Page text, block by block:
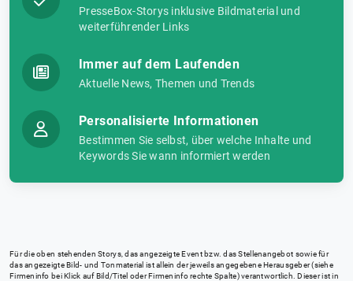
PresseBox-Storys inklusive Bildmaterial und
weiterführender Links
Immer auf dem Laufenden
Aktuelle News, Themen und Trends
Personalisierte Informationen
Bestimmen Sie selbst, über welche Inhalte und
Keywords Sie wann informiert werden
Für die oben stehenden Storys, das angezeigte Event bzw. das Stellenangebot sowie für
das angezeigte Bild- und Tonmaterial ist allein der jeweils angegebene Herausgeber (siehe
Firmeninfo bei Klick auf Bild/Titel oder Firmeninfo rechte Spalte) verantwortlich. Dieser ist in